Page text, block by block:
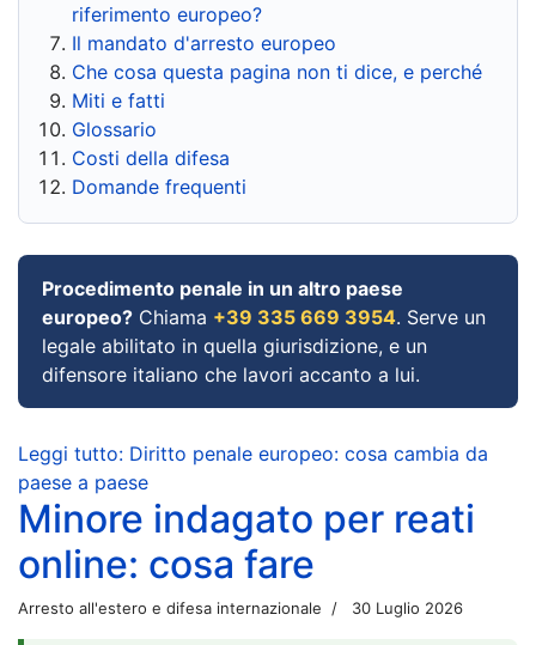
riferimento europeo?
Il mandato d'arresto europeo
Che cosa questa pagina non ti dice, e perché
Miti e fatti
Glossario
Costi della difesa
Domande frequenti
Procedimento penale in un altro paese
europeo? Chiama +39 335 669 3954. Serve un
legale abilitato in quella giurisdizione, e un
difensore italiano che lavori accanto a lui.
Leggi tutto: Diritto penale europeo: cosa cambia da
paese a paese
Minore indagato per reati
online: cosa fare
Arresto all'estero e difesa internazionale 30 Luglio 2026